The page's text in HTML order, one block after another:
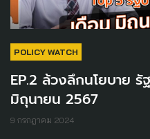
POLICY WATCH
EP.2 ล้วงลึกนโยบาย รั
มิถุนายน 2567
9 กรกฎาคม 2024